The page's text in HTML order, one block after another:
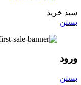
سبد خرید
بستن
ورود
بستن